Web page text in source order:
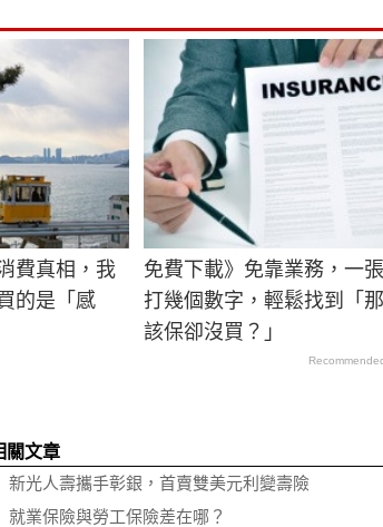
費真相，我
的是「感
免費下載》免靠業務，一
打幾個數字，輕鬆找到「
該保卻沒買？」
關文章
新光人壽攜手彰銀，首賣雙美元利變壽險
就業保險與勞工保險差在哪？